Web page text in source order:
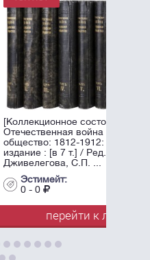
состояние].
и русское
1912: Юбилейное
/ Ред. А.К.
...
к лоту